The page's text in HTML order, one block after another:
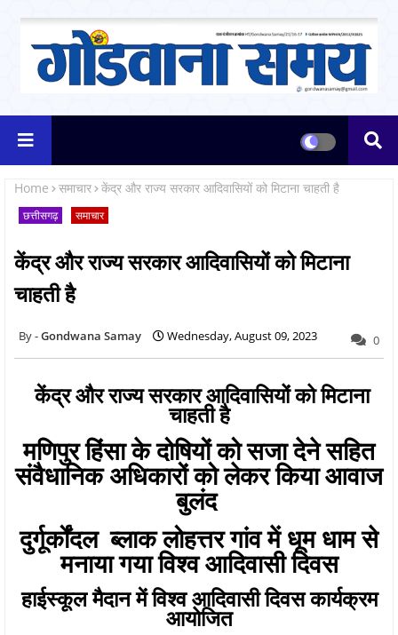
Home समाचार केंद्र और राज्य सरकार आदिवासियों को मिटाना चाहती है
छत्तीसगढ़ समाचार
केंद्र और राज्य सरकार आदिवासियों को मिटाना
चाहती है
Gondwana Samay Wednesday, August 09, 2023 0
केंद्र और राज्य सरकार आदिवासियों को मिटाना
चाहती है
मणिपुर हिंसा के दोषियों को सजा देने सहित
संवैधानिक अधिकारों को लेकर किया आवाज
बुलंद
दुर्गूर्कोंदल ब्लाक लोहत्तर गांव में धूम धाम से
मनाया गया विश्व आदिवासी दिवस
हाईस्कूल मैदान में विश्व आदिवासी दिवस कार्यक्रम
आयोजित